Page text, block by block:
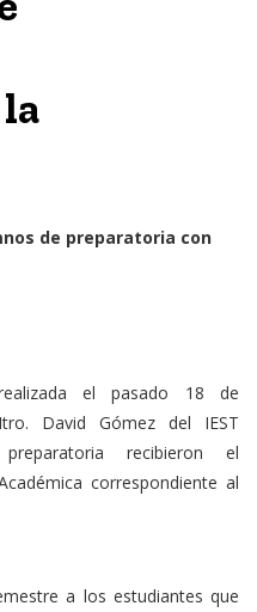
de preparatoria con
el pasado 18 de
David Gómez del IEST
recibieron el
correspondiente al
a los estudiantes que